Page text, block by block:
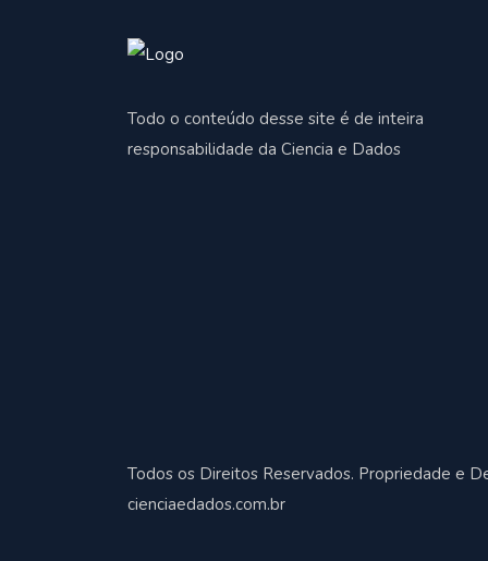
Todo o conteúdo desse site é de inteira
responsabilidade da Ciencia e Dados
Todos os Direitos Reservados. Propriedade e
cienciaedados.com.br